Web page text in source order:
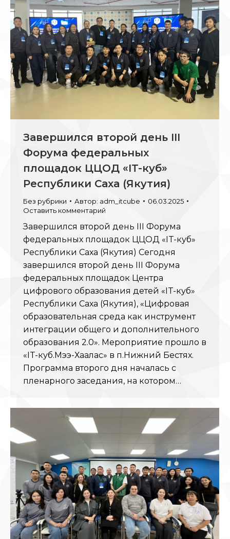
Завершился второй день III
Форума федеральных
площадок ЦЦОД «IT-куб»
Республики Саха (Якутия)
Без рубрики Автор: adm_itcube
06.03.2025
Оставить комментарий
Завершился второй день III Форума
федеральных площадок ЦЦОД «IT-куб»
Республики Саха (Якутия) Сегодня
завершился второй день III Форума
федеральных площадок Центра
цифрового образования детей «IT-куб»
Республики Саха (Якутия), «Цифровая
образовательная среда как инструмент
интеграции общего и дополнительного
образования 2.0». Мероприятие прошло в
«IT-куб.Мэҥэ-Хаҥалас» в п.Нижний Бестях.
Программа второго дня началась с
пленарного заседания, на котором…